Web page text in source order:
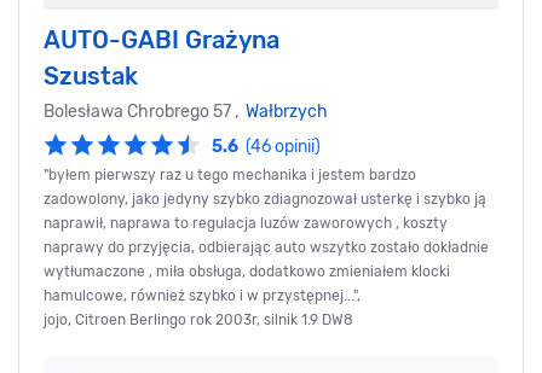
AUTO-GABI Grażyna
Szustak
Bolesława Chrobrego 57 , Wałbrzych
5.6 (46 opinii)
"byłem pierwszy raz u tego mechanika i jestem bardzo
zadowolony, jako jedyny szybko zdiagnozował usterkę i szybko ją
naprawił, naprawa to regulacja luzów zaworowych , koszty
naprawy do przyjęcia, odbierając auto wszytko zostało dokładnie
wytłumaczone , miła obsługa, dodatkowo zmieniałem klocki
hamulcowe, również szybko i w przystępnej...",
jojo, Citroen Berlingo rok 2003r, silnik 1.9 DW8